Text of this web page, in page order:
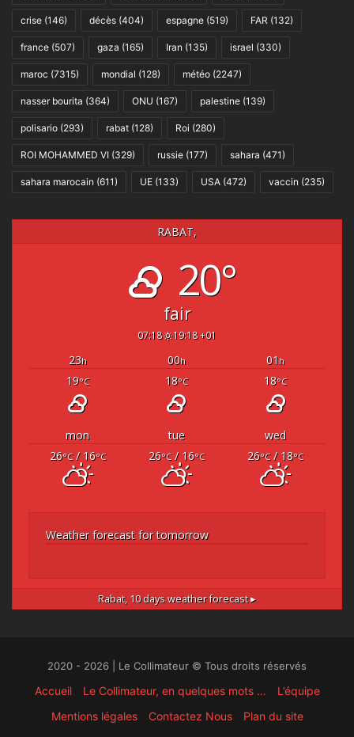
crise (146) décès (404) espagne (519) FAR (132)
france (507) gaza (165) Iran (135) israel (330)
maroc (7315) mondial (128) météo (2247)
nasser bourita (364) ONU (167) palestine (139)
polisario (293) rabat (128) Roi (280)
ROI MOHAMMED VI (329) russie (177) sahara (471)
sahara marocain (611) UE (133) USA (472) vaccin (235)
RABAT,
20°
fair
07:18 19:18 +01
23h 00h 01 h
19°C 18°C 18°C
mon tue
wed
26°C/ 16°C 26°C/ 16°C 26°C/ 18°C
Weather forecast for tomorrow
Rabat, 10 days weather forecast ▸
2020 - 2026 | Le Collimateur © Tous droits réservés
Accueil Le Collimateur, en quelques mots …
L’équipe
Mentions légales
Contactez Nous
Plan du site